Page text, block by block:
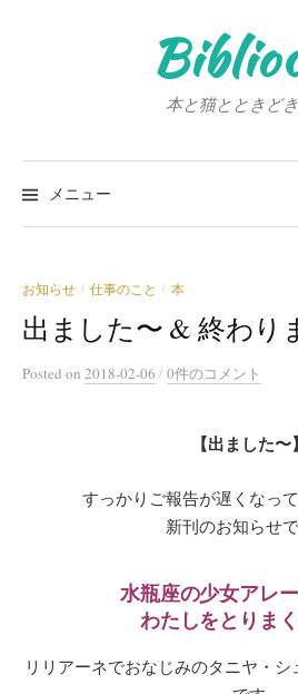
キ
本と猫とときど
メニュー
お知らせ / 仕事のこと / 本
出ました〜 & 終わり
Posted on 2018-02-06 /0件のコメント
【出ました〜】
すっかりご報告が遅くなっ
新刊のお知らせで
水瓶座の少女アレ
わたしをとりま
リリアーネでおなじみのタニヤ・